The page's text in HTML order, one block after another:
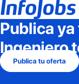
Publica
Ingeniero
Publica tu oferta